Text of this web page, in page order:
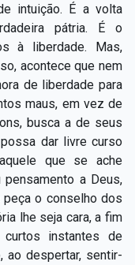
debaixo do
▸
que
▸
▸
espíritas ▸
intuição. É a volta
pátria. É o
à liberdade. Mas,
acontece que nem
de liberdade para
maus, em vez de
busca a de seus
dar livre curso
que se ache
a Deus,
o conselho dos
lhe seja cara, a fim
curtos instantes de
ao despertar, sentir-